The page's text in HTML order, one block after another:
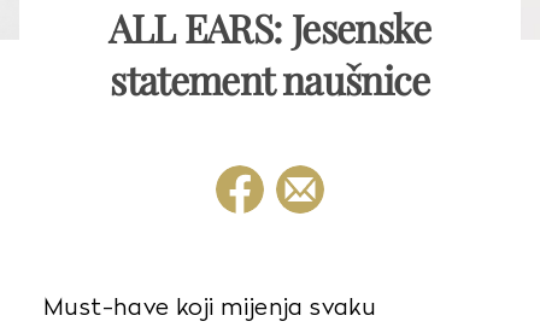
ALL EARS: Jesenske
statement naušnice
Must-have koji mijenja svaku